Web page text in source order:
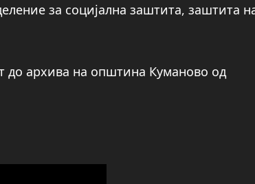
за социјална заштита, заштита
до архива на општина Куманово од